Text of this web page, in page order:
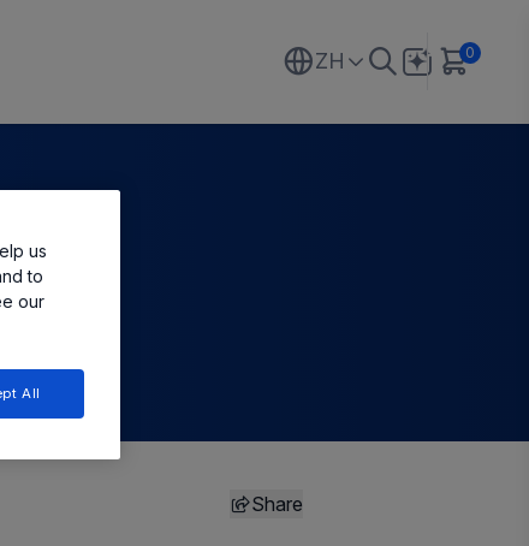
ZH 0
Share
us
to
our
All